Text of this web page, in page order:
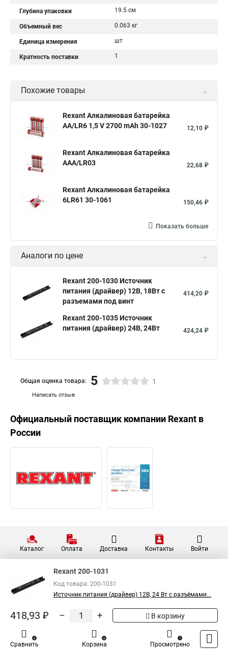
Глубина упаковки 19.5 см
Объемный вес 0.063 кг
Единица измерения шт
Кратность поставки 1
Похожие товары
Rexant Алкалиновая батарейка
AA/LR6 1,5 V 2700 mAh 30-1027
12,10 ₽
Rexant Алкалиновая батарейка
AAA/LR03
22,68 ₽
Rexant Алкалиновая батарейка
6LR61 30-1061
150,46 ₽
Показать больше
Аналоги по цене
Rexant 200-1030 Источник
питания (драйвер) 12В, 18Вт с
разъемами под винт
414,20 ₽
Rexant 200-1035 Источник
питания (драйвер) 24В, 24Вт
424,24 ₽
Написать отзыв
Общая оценка товара: 5 1
Официальный поставщик компании Rexant в
России
Каталог Оплата Доставка Контакты Войти
Rexant 200-1031
Код товара: 200-1031
Источник питания (драйвер) 12В, 24 Вт с разъёмами...
418,93 ₽ – + В корзину
Сравнить
0
Корзина
0
Просмотрено
1